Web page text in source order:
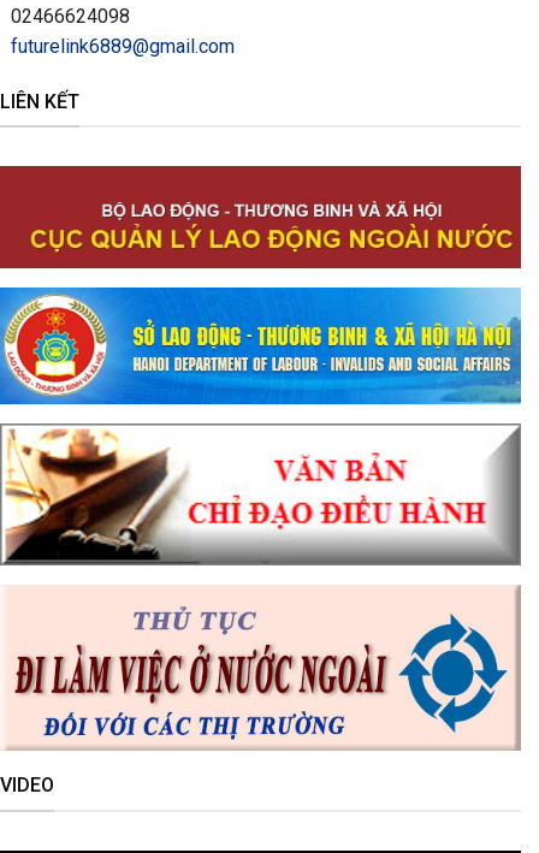
02466624098
futurelink6889@gmail.com
LIÊN KẾT
VIDEO